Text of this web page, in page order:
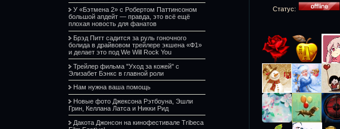
У «Бэтмена 2» с Робертом Паттинсоном
большой апдейт — правда, это всё ещё
плохая новость для фанатов
Брэд Питт садится за руль гоночного
болида в драйвовом трейлере экшена «Ф1»
и делает это под We Will Rock You
Трейлер фильма "Уход за кожей" с
Элизабет Бэнкс в главной роли
Нам нужна ваша помощь
Новые фото Джексона Рэтбоуна, Эшли
Грин, Келлана Латса и Никки Рид
Дакота Джонсон на кинофестивале Tribeca
Статус: